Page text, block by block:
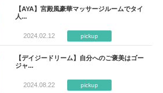
【AYA】宮殿風豪華マッサージルームでタイ
人...
2024.02.12 pickup
【デイジードリーム】自分へのご褒美はゴー
ジャ...
2024.08.22 pickup